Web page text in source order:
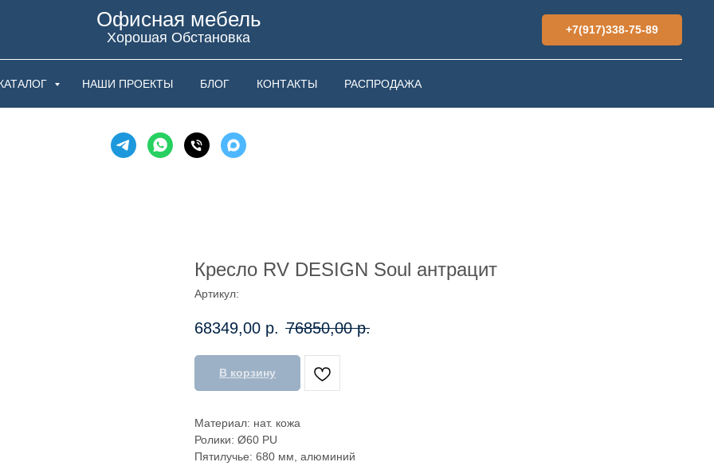
Офисная мебель
Хорошая Обстановка +7(917)338-75-89
НАШИ ПРОЕКТЫ БЛОГ КОНТАКТЫ РАСПРОДАЖА
Кресло RV DESIGN Soul антрацит
Артикул:
68349,00 р. 76850,00 р.
В корзину
Материал: нат. кожа
Ролики: Ø60 PU
Пятилучье: 680 мм, алюминий